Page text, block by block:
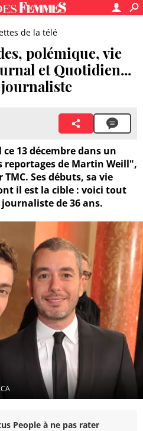
de la télé
polémique, vie
et Quotidien...
13 décembre dans un
reportages de Martin Weill",
Ses débuts, sa vie
il est la cible : voici tout
de 36 ans.
People à ne pas rater